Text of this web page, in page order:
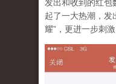
发出和收到的红包
起了一大热潮，发
耀”，更进一步刺